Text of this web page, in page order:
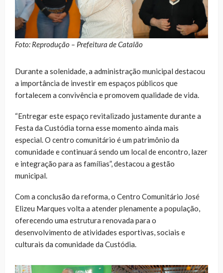
Foto: Reprodução – Prefeitura de Catalão
Durante a solenidade, a administração municipal destacou
a importância de investir em espaços públicos que
fortalecem a convivência e promovem qualidade de vida.
“Entregar este espaço revitalizado justamente durante a
Festa da Custódia torna esse momento ainda mais
especial. O centro comunitário é um patrimônio da
comunidade e continuará sendo um local de encontro, lazer
e integração para as famílias”, destacou a gestão
municipal.
Com a conclusão da reforma, o Centro Comunitário José
Elizeu Marques volta a atender plenamente a população,
oferecendo uma estrutura renovada para o
desenvolvimento de atividades esportivas, sociais e
culturais da comunidade da Custódia.